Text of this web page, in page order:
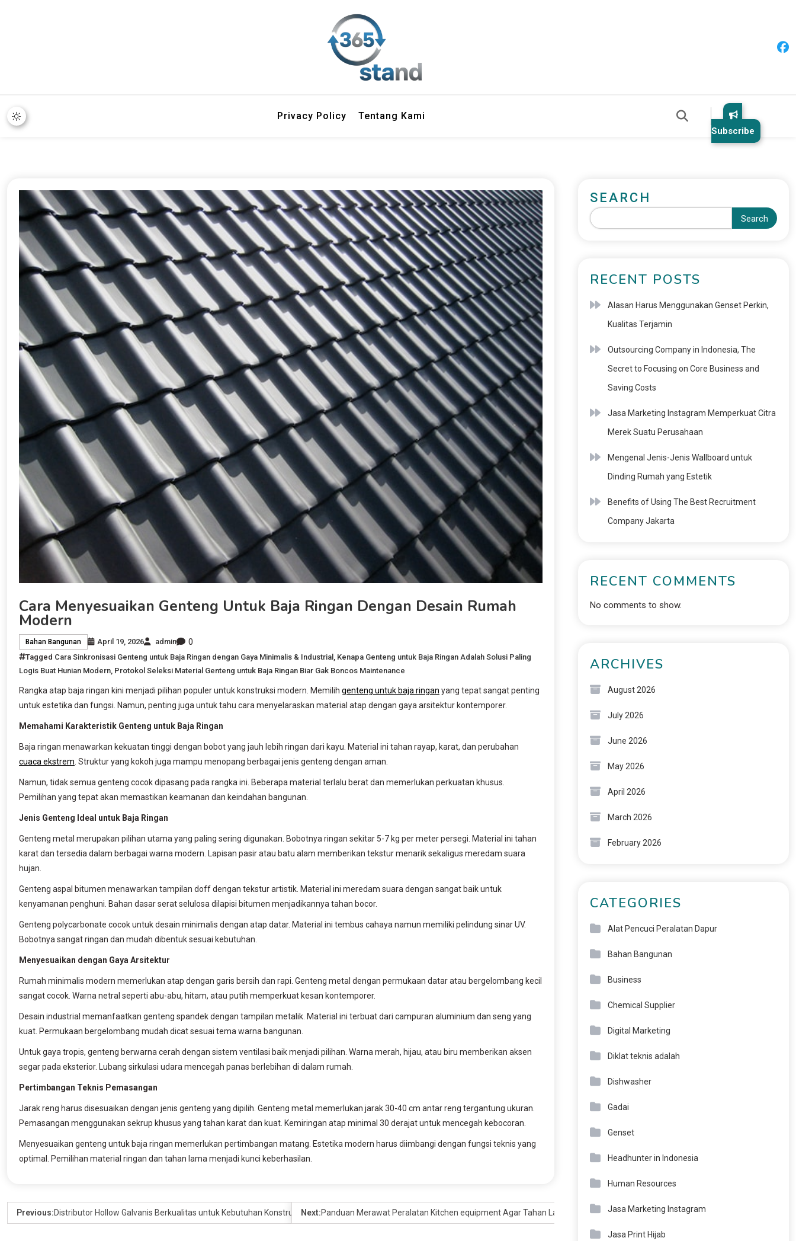
Privacy Policy Tentang Kami
Subscribe
Cara Menyesuaikan Genteng Untuk Baja Ringan Dengan Desain Rumah
Modern
Bahan Bangunan April 19, 2026 admin 0
Tagged Cara Sinkronisasi Genteng untuk Baja Ringan dengan Gaya Minimalis & Industrial
Kenapa Genteng untuk Baja Ringan Adalah Solusi Paling
Logis Buat Hunian Modern Protokol Seleksi Material Genteng untuk Baja Ringan Biar Gak Boncos Maintenance
Rangka atap baja ringan kini menjadi pilihan populer untuk konstruksi modern. Memilih genteng untuk baja ringan yang tepat sangat penting
untuk estetika dan fungsi. Namun, penting juga untuk tahu cara menyelaraskan material atap dengan gaya arsitektur kontemporer.
Memahami Karakteristik Genteng untuk Baja Ringan
Baja ringan menawarkan kekuatan tinggi dengan bobot yang jauh lebih ringan dari kayu. Material ini tahan rayap, karat, dan perubahan
cuaca ekstrem . Struktur yang kokoh juga mampu menopang berbagai jenis genteng dengan aman.
Namun, tidak semua genteng cocok dipasang pada rangka ini. Beberapa material terlalu berat dan memerlukan perkuatan khusus.
Pemilihan yang tepat akan memastikan keamanan dan keindahan bangunan.
Jenis Genteng Ideal untuk Baja Ringan
Genteng metal merupakan pilihan utama yang paling sering digunakan. Bobotnya ringan sekitar 5-7 kg per meter persegi. Material ini tahan
karat dan tersedia dalam berbagai warna modern. Lapisan pasir atau batu alam memberikan tekstur menarik sekaligus meredam suara
hujan.
Genteng aspal bitumen menawarkan tampilan doff dengan tekstur artistik. Material ini meredam suara dengan sangat baik untuk
kenyamanan penghuni. Bahan dasar serat selulosa dilapisi bitumen menjadikannya tahan bocor.
Genteng polycarbonate cocok untuk desain minimalis dengan atap datar. Material ini tembus cahaya namun memiliki pelindung sinar UV.
Bobotnya sangat ringan dan mudah dibentuk sesuai kebutuhan.
Menyesuaikan dengan Gaya Arsitektur
Rumah minimalis modern memerlukan atap dengan garis bersih dan rapi. Genteng metal dengan permukaan datar atau bergelombang kecil
sangat cocok. Warna netral seperti abu-abu, hitam, atau putih memperkuat kesan kontemporer.
Desain industrial memanfaatkan genteng spandek dengan tampilan metalik. Material ini terbuat dari campuran aluminium dan seng yang
kuat. Permukaan bergelombang mudah dicat sesuai tema warna bangunan.
Untuk gaya tropis, genteng berwarna cerah dengan sistem ventilasi baik menjadi pilihan. Warna merah, hijau, atau biru memberikan aksen
segar pada eksterior. Lubang sirkulasi udara mencegah panas berlebihan di dalam rumah.
Pertimbangan Teknis Pemasangan
Jarak reng harus disesuaikan dengan jenis genteng yang dipilih. Genteng metal memerlukan jarak 30-40 cm antar reng tergantung ukuran.
Pemasangan menggunakan sekrup khusus yang tahan karat dan kuat. Kemiringan atap minimal 30 derajat untuk mencegah kebocoran.
Menyesuaikan genteng untuk baja ringan memerlukan pertimbangan matang. Estetika modern harus diimbangi dengan fungsi teknis yang
optimal. Pemilihan material ringan dan tahan lama menjadi kunci keberhasilan.
Previous:Distributor Hollow Galvanis Berkualitas untuk Kebutuhan KonstruksiNext:Panduan Merawat Peralatan Kitchen equipment Agar Tahan Lama
SEARCH
Search
RECENT POSTS
Alasan Harus Menggunakan Genset Perkin,
Kualitas Terjamin
Outsourcing Company in Indonesia, The
Secret to Focusing on Core Business and
Saving Costs
Jasa Marketing Instagram Memperkuat Citra
Merek Suatu Perusahaan
Mengenal Jenis-Jenis Wallboard untuk
Dinding Rumah yang Estetik
Benefits of Using The Best Recruitment
Company Jakarta
RECENT COMMENTS
No comments to show.
ARCHIVES
August 2026
July 2026
June 2026
May 2026
April 2026
March 2026
February 2026
CATEGORIES
Alat Pencuci Peralatan Dapur
Bahan Bangunan
Business
Chemical Supplier
Digital Marketing
Diklat teknis adalah
Dishwasher
Gadai
Genset
Headhunter in Indonesia
Human Resources
Jasa Marketing Instagram
Jasa Print Hijab